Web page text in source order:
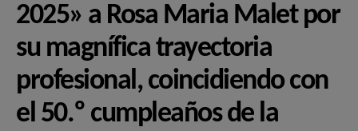
2025» a Rosa Maria Malet por
su magnífica trayectoria
profesional, coincidiendo con
el 50.º cumpleaños de la